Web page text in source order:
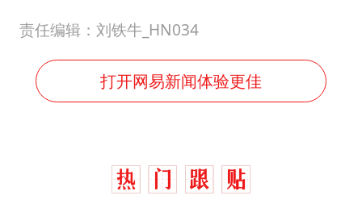
责任编辑：刘铁牛_HN034
打开网易新闻体验更佳